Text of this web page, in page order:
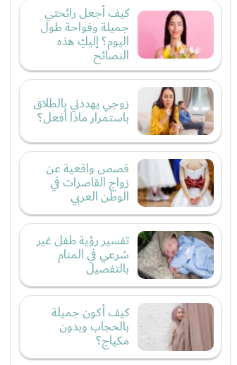
كيف أجعل رائحتي
جميلة وفواحة طول
اليوم؟ إليكِ هذه
النصائح
زوجي يهددني بالطلاق
باستمرار ماذا أفعل؟
قصص واقعية عن
زواج القاصرات في
الوطن العربي
تفسير رؤية طفل غير
شرعي في المنام
بالتفصيل
كيف أكون جميلة
بالحجاب وبدون
مكياج؟